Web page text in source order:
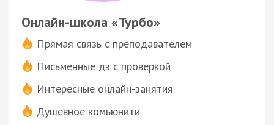
Онлайн-школа «Турбо»
Прямая связь с преподавателем
Письменные дз с проверкой
Интересные онлайн-занятия
Душевное комьюнити